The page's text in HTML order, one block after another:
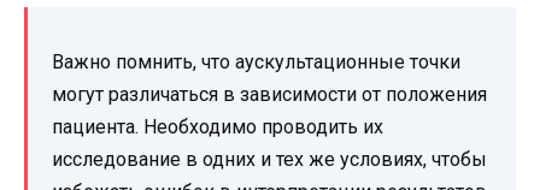
Важно помнить, что аускультационные точки
могут различаться в зависимости от положения
пациента. Необходимо проводить их
исследование в одних и тех же условиях, чтобы